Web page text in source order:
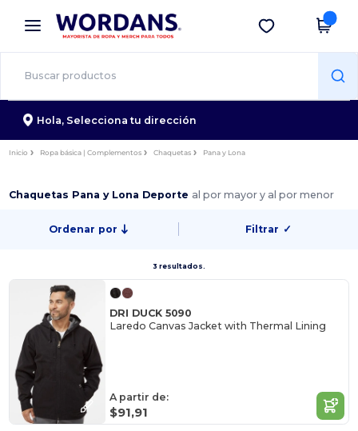
× App de Wordans
¡Mejores precios en app!
Descargar app
Hola, Selecciona tu dirección
Inicio Ropa básica | Complementos Chaquetas Pana y Lona
Chaquetas Pana y Lona Deporte al por mayor y al por menor
Ordenar por Filtrar ✓
3 resultados.
DRI DUCK 5090
Laredo Canvas Jacket with Thermal Lining
A partir de:
$91,91